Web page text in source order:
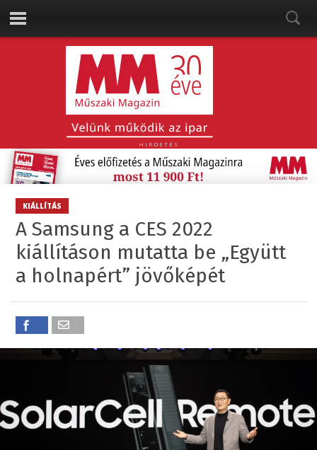
HIRDETÉS
KIÁLLÍTÁS
A Samsung a CES 2022
kiállításon mutatta be „Együtt
a holnapért” jövőképét